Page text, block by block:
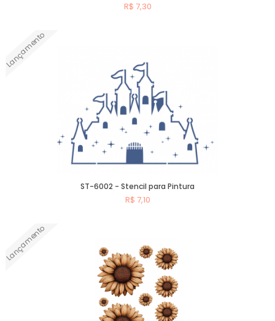
R$ 7,30
Lançamento
ST-6002 - Stencil para Pintura
R$ 7,10
Lançamento